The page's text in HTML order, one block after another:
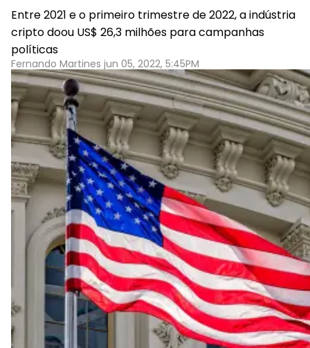
Entre 2021 e o primeiro trimestre de 2022, a indústria
cripto doou US$ 26,3 milhões para campanhas
políticas
Fernando Martines jun 05, 2022, 5:45PM